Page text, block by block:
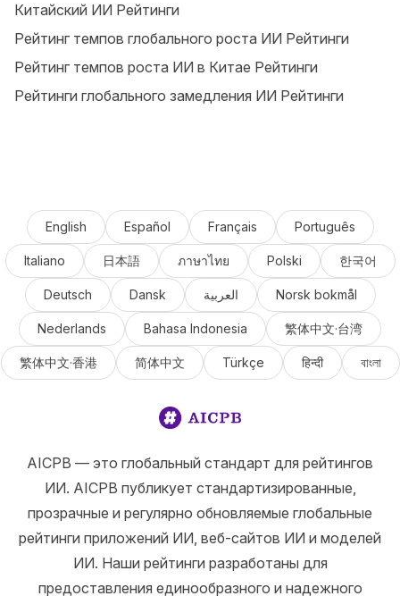
Китайский ИИ Рейтинги
Рейтинг темпов глобального роста ИИ Рейтинги
Рейтинг темпов роста ИИ в Китае Рейтинги
Рейтинги глобального замедления ИИ Рейтинги
English Español Français Português
Italiano 日本語 ภาษาไทย Polski 한국어
Deutsch Dansk العربية Norsk bokmål
Nederlands Bahasa Indonesia 繁体中文·台湾
繁体中文·香港 简体中文 Türkçe हिन्दी বাংলা
AICPB — это глобальный стандарт для рейтингов
ИИ. AICPB публикует стандартизированные,
прозрачные и регулярно обновляемые глобальные
рейтинги приложений ИИ, веб-сайтов ИИ и моделей
ИИ. Наши рейтинги разработаны для
предоставления единообразного и надежного